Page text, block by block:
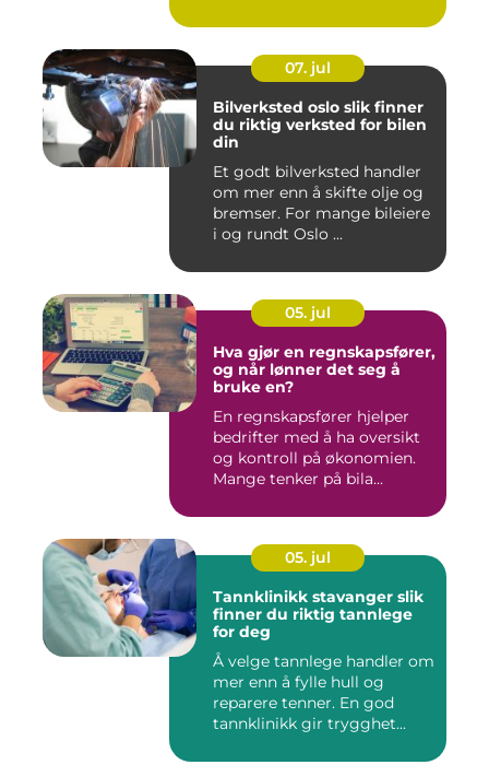
07. jul
Bilverksted oslo slik finner
du riktig verksted for bilen
din
Et godt bilverksted handler
om mer enn å skifte olje og
bremser. For mange bileiere
i og rundt Oslo ...
05. jul
Hva gjør en regnskapsfører,
og når lønner det seg å
bruke en?
En regnskapsfører hjelper
bedrifter med å ha oversikt
og kontroll på økonomien.
Mange tenker på bila...
05. jul
Tannklinikk stavanger slik
finner du riktig tannlege
for deg
Å velge tannlege handler om
mer enn å fylle hull og
reparere tenner. En god
tannklinikk gir trygghet...